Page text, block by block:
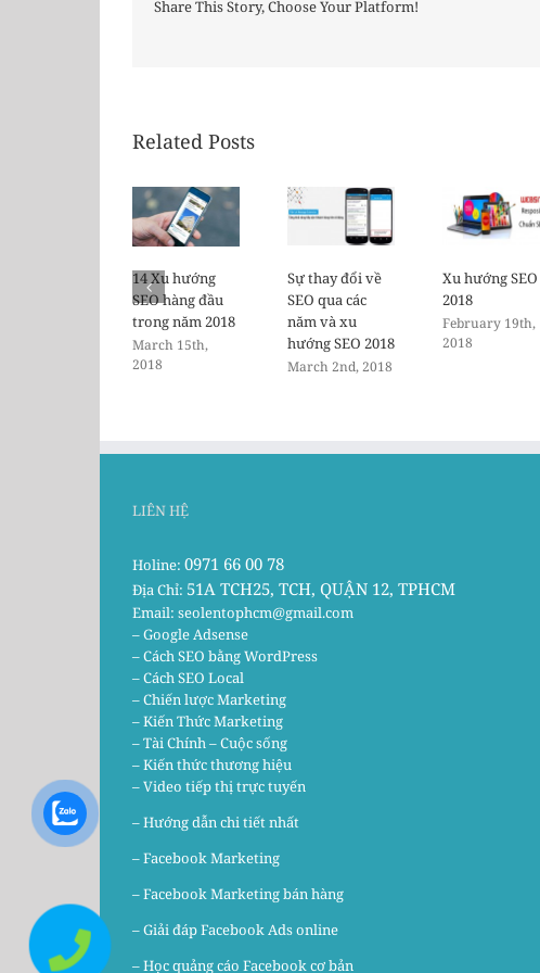
Share This Story, Choose Your Platform!
Related Posts
14 Xu hướng
SEO hàng đầu
trong năm 2018
March 15th,
2018
Sự thay đổi về
SEO qua các
năm và xu
hướng SEO 2018
March 2nd, 2018
Xu hướng SEO
2018
February 19th,
2018
LIÊN HỆ
Holine: 0971 66 00 78
Địa Chỉ: 51A TCH25, TCH, QUẬN 12, TPHCM
Email: seolentophcm@gmail.com
– Google Adsense
– Cách SEO bằng WordPress
– Cách SEO Local
– Chiến lược Marketing
– Kiến Thức Marketing
– Tài Chính – Cuộc sống
– Kiến thức thương hiệu
– Video tiếp thị trực tuyến
– Hướng dẫn chi tiết nhất
–Facebook Marketing
–Facebook Marketing bán hàng
–Giải đáp Facebook Ads online
–Học quảng cáo Facebook cơ bản